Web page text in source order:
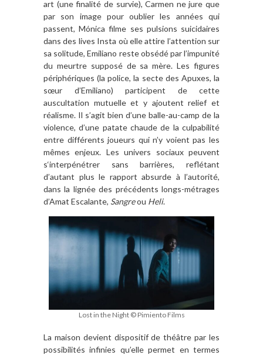
art (une finalité de survie), Carmen ne jure que
par son image pour oublier les années qui
passent, Mónica filme ses pulsions suicidaires
dans des lives Insta où elle attire l’attention sur
sa solitude, Emiliano reste obsédé par l’impunité
du meurtre supposé de sa mère. Les figures
périphériques (la police, la secte des Apuxes, la
sœur d’Emiliano) participent de cette
auscultation mutuelle et y ajoutent relief et
réalisme. Il s’agit bien d’une balle-au-camp de la
violence, d’une patate chaude de la culpabilité
entre différents joueurs qui n’y voient pas les
mêmes enjeux. Les univers sociaux peuvent
s‘interpénétrer sans barrières, reflétant
d’autant plus le rapport absurde à l’autorité,
dans la lignée des précédents longs-métrages
d’Amat Escalante, Sangreou Heli.
Lost in the Night © Pimiento Films
La maison devient dispositif de théâtre par les
possibilités infinies qu’elle permet en termes